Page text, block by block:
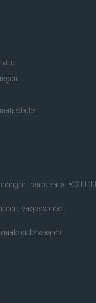
franco vanaf € 300,00
vakpersoneel
orderwaarde